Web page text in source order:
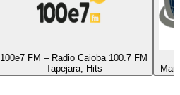
100e7 FM – Radio Caioba 100.7 FM
Tapejara, Hits